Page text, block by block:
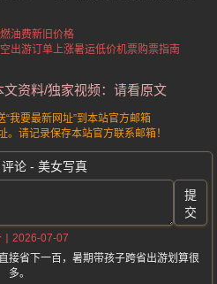
油费新旧价格
出游订单上涨暑运低价机票购票指南
资料/独家视频：请看原文
我要最新网址”到本站官方邮箱
请记录保存本站官方联系邮箱！
论 - 美女写真
提
交
2026-07-07
接省下一百，暑期带孩子跨省出游划算很
多。